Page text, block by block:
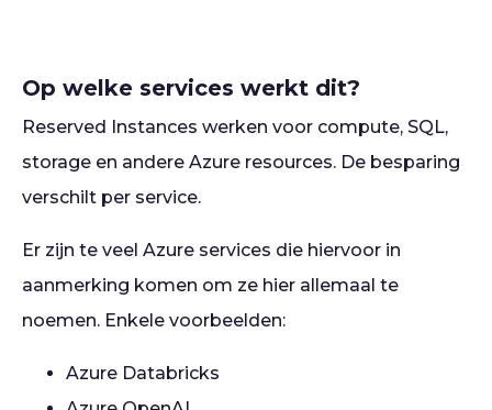
Op welke services werkt dit?
Reserved Instances werken voor compute, SQL,
storage en andere Azure resources. De besparing
verschilt per service.
Er zijn te veel Azure services die hiervoor in
aanmerking komen om ze hier allemaal te
noemen. Enkele voorbeelden:
Azure Databricks